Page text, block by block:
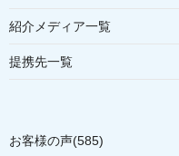
紹介メディア一覧
提携先一覧
お客様の声(585)